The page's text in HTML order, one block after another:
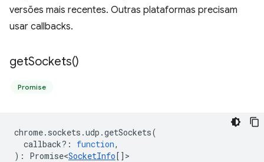
versões mais recentes. Outras plataformas precisam
usar callbacks.
getSockets()
Promise
chrome. sockets .udp .getSockets(
callback? : function,
) : Promise<SocketInfo[] >